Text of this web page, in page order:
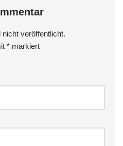
veröffentlicht.
* markiert